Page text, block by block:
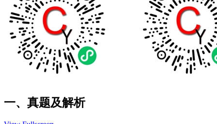
一、真题及解析